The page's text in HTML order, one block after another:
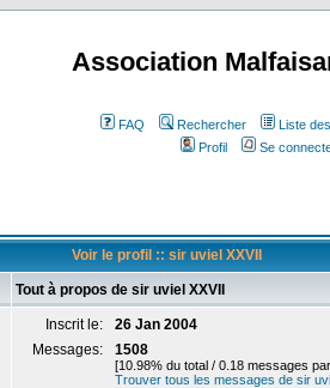
Association
FAQ Rechercher Liste
Profil
Se
Voir le profil :: sir uviel XXVII
Tout à propos de sir uviel XXVII
Inscrit le:
26 Jan 2004
Messages:
1508
[10.98% du total / 0.18 messages
Trouver tous les messages de sir